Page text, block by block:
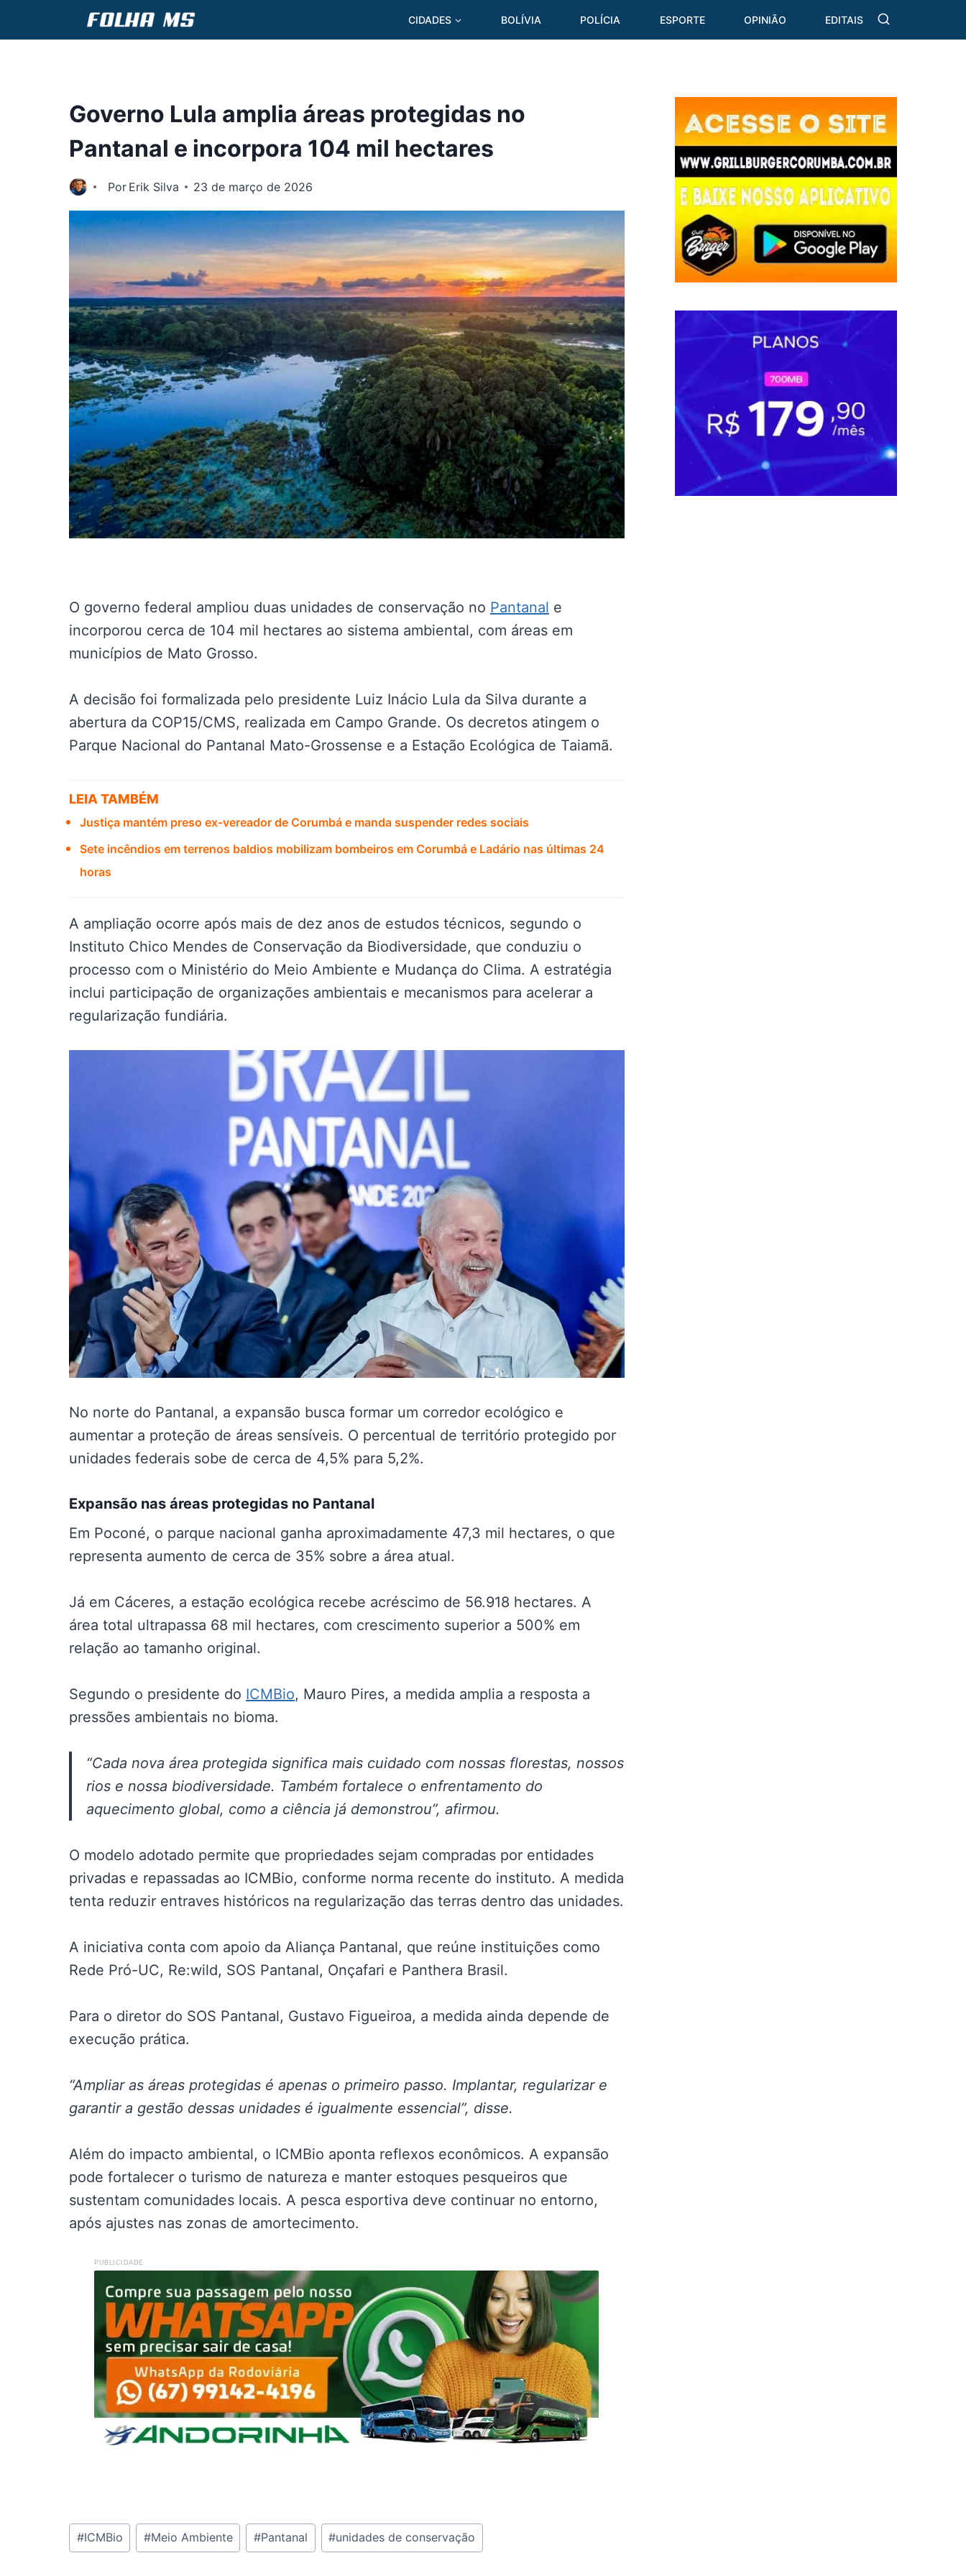
CIDADES BOLÍVIA POLÍCIA ESPORTE OPINIÃO EDITAIS
Governo Lula amplia áreas protegidas no
Pantanal e incorpora 104 mil hectares
Por Erik Silva 23 de março de 2026
O governo federal ampliou duas unidades de conservação no Pantanal e
incorporou cerca de 104 mil hectares ao sistema ambiental, com áreas em
municípios de Mato Grosso.
A decisão foi formalizada pelo presidente Luiz Inácio Lula da Silva durante a
abertura da COP15/CMS, realizada em Campo Grande. Os decretos atingem o
Parque Nacional do Pantanal Mato-Grossense e a Estação Ecológica de Taiamã.
LEIA TAMBÉM
Justiça mantém preso ex-vereador de Corumbá e manda suspender redes sociais
Sete incêndios em terrenos baldios mobilizam bombeiros em Corumbá e Ladário nas últimas 24
horas
A ampliação ocorre após mais de dez anos de estudos técnicos, segundo o
Instituto Chico Mendes de Conservação da Biodiversidade, que conduziu o
processo com o Ministério do Meio Ambiente e Mudança do Clima. A estratégia
inclui participação de organizações ambientais e mecanismos para acelerar a
regularização fundiária.
No norte do Pantanal, a expansão busca formar um corredor ecológico e
aumentar a proteção de áreas sensíveis. O percentual de território protegido por
unidades federais sobe de cerca de 4,5% para 5,2%.
Expansão nas áreas protegidas no Pantanal
Em Poconé, o parque nacional ganha aproximadamente 47,3 mil hectares, o que
representa aumento de cerca de 35% sobre a área atual.
Já em Cáceres, a estação ecológica recebe acréscimo de 56.918 hectares. A
área total ultrapassa 68 mil hectares, com crescimento superior a 500% em
relação ao tamanho original.
Segundo o presidente do ICMBio, Mauro Pires, a medida amplia a resposta a
pressões ambientais no bioma.
“Cada nova área protegida significa mais cuidado com nossas florestas, nossos
rios e nossa biodiversidade. Também fortalece o enfrentamento do
aquecimento global, como a ciência já demonstrou”, afirmou.
O modelo adotado permite que propriedades sejam compradas por entidades
privadas e repassadas ao ICMBio, conforme norma recente do instituto. A medida
tenta reduzir entraves históricos na regularização das terras dentro das unidades.
A iniciativa conta com apoio da Aliança Pantanal, que reúne instituições como
Rede Pró-UC, Re:wild, SOS Pantanal, Onçafari e Panthera Brasil.
Para o diretor do SOS Pantanal, Gustavo Figueiroa, a medida ainda depende de
execução prática.
“Ampliar as áreas protegidas é apenas o primeiro passo. Implantar, regularizar e
garantir a gestão dessas unidades é igualmente essencial”, disse.
Além do impacto ambiental, o ICMBio aponta reflexos econômicos. A expansão
pode fortalecer o turismo de natureza e manter estoques pesqueiros que
sustentam comunidades locais. A pesca esportiva deve continuar no entorno,
após ajustes nas zonas de amortecimento.
PUBLICIDADE
Tags
do
#ICMBio #Meio Ambiente #Pantanal #unidades de conservação